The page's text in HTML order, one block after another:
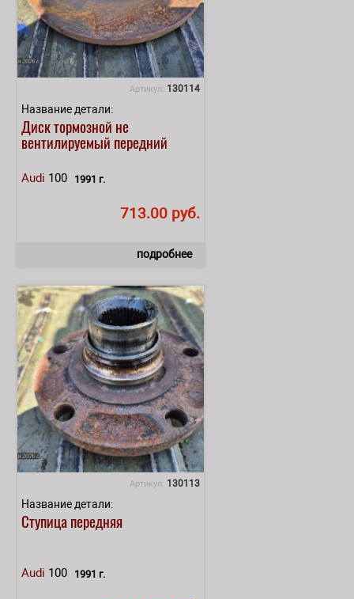
Артикул: 130114
Название детали:
Диск тормозной не
вентилируемый передний
Audi 100 1991 г.
713.00 руб.
подробнее
Артикул: 130113
Название детали:
Ступица передняя
Audi 100 1991 г.